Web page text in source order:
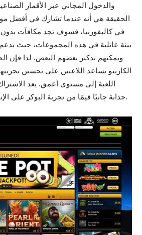
والدخول المجاني عبر الأقمار
الحقيقة هي أنه عندما تشارك في أفضل
في كاليفورنيا، فسوف تجد مكافآت بدون
بيئة عائلية في هذه المجموعات، حيث
ويمكنهم تذكير بعضهم البعض. لذا فإن
الكازينو يساعد اللاعبين على تحسين
اللعبة إلى مستوى أعمق. يعد
جذابة جانبًا قيمًا من تجربة البوكر على الإنترنت لا ينبغي لك تفويته.